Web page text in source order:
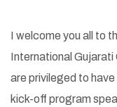
I welcome you all to
International
are privileged to
kick-off program